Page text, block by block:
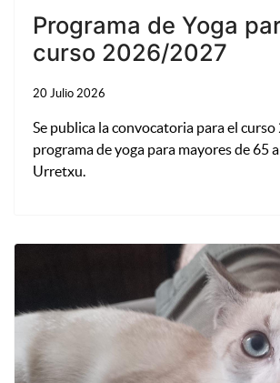
Programa de Yoga
curso 2026/2027
20 Julio 2026
Se publica la convocatoria para el
programa de yoga para mayores de 65
Urretxu.